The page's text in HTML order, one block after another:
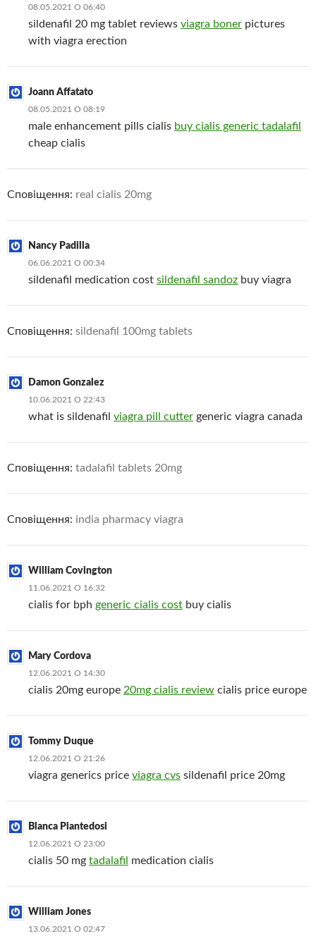
08.05.2021 О 06:40
sildenafil 20 mg tablet reviews viagra boner pictures
with viagra erection
Joann Affatato
08.05.2021 О 08:19
male enhancement pills cialis buy cialis generic tadalafil
cheap cialis
Сповіщення: real cialis 20mg
Nancy Padilla
06.06.2021 О 00:34
sildenafil medication cost sildenafil sandoz buy viagra
Сповіщення: sildenafil 100mg tablets
Damon Gonzalez
10.06.2021 О 22:43
what is sildenafil viagra pill cutter generic viagra canada
Сповіщення: tadalafil tablets 20mg
Сповіщення: india pharmacy viagra
William Covington
11.06.2021 О 16:32
cialis for bph generic cialis cost buy cialis
Mary Cordova
12.06.2021 О 14:30
cialis 20mg europe 20mg cialis review cialis price europe
Tommy Duque
12.06.2021 О 21:26
viagra generics price viagra cvs sildenafil price 20mg
Blanca Piantedosi
12.06.2021 О 23:00
cialis 50 mg tadalafil medication cialis
William Jones
13.06.2021 О 02:47